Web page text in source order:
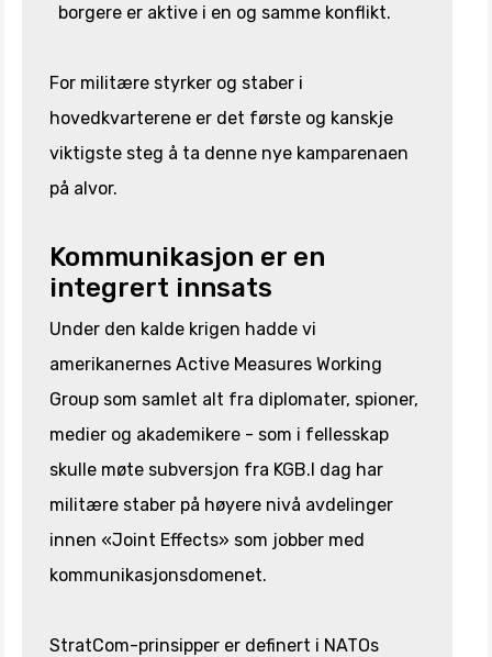
borgere er aktive i en og samme konflikt.
For militære styrker og staber i
hovedkvarterene er det første og kanskje
viktigste steg å ta denne nye kamparenaen
på alvor.
Kommunikasjon er en
integrert innsats
Under den kalde krigen hadde vi
amerikanernes Active Measures Working
Group som samlet alt fra diplomater, spioner,
medier og akademikere - som i fellesskap
skulle møte subversjon fra KGB.I dag har
militære staber på høyere nivå avdelinger
innen «Joint Effects» som jobber med
kommunikasjonsdomenet.
StratCom-prinsipper er definert i NATOs